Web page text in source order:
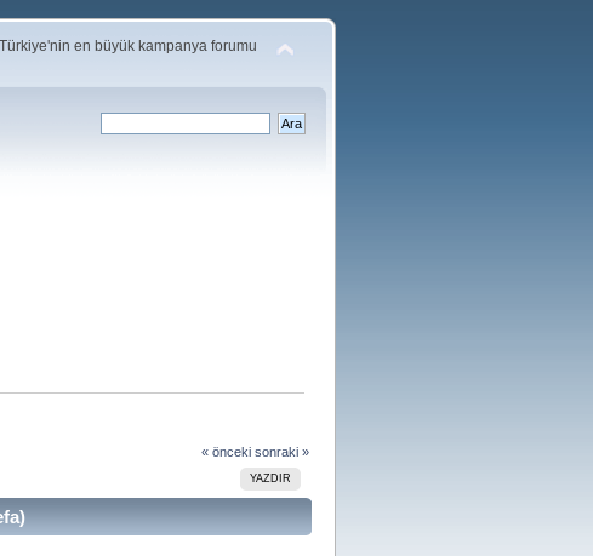
Türkiye'nin en büyük kampanya forumu
« önceki sonraki »
YAZDIR